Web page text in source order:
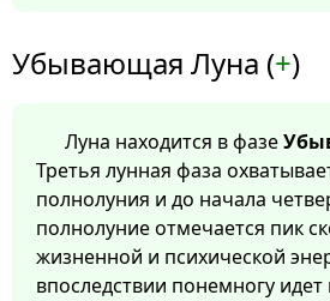
Убывающая Луна (+)
Луна находится в фазе
Третья лунная фаза
полнолуния и до начала
полнолуние отмечается пик
жизненной и психической
впоследствии понемногу